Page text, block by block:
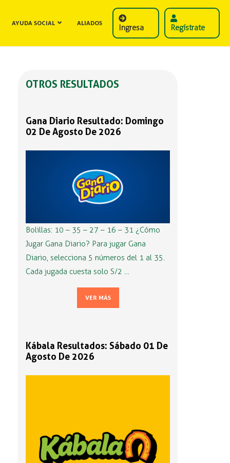
AYUDA SOCIAL ALIADOS Ingresa Regístrate
OTROS RESULTADOS
Gana Diario Resultado: Domingo
02 De Agosto De 2026
Bolillas: 10 – 35 – 27 – 16 – 31 ¿Cómo
Jugar Gana Diario? Para jugar Gana
Diario, selecciona 5 números del 1 al 35.
Cada jugada cuesta solo S/2 …
VER MÁS
Kábala Resultados: Sábado 01 De
Agosto De 2026